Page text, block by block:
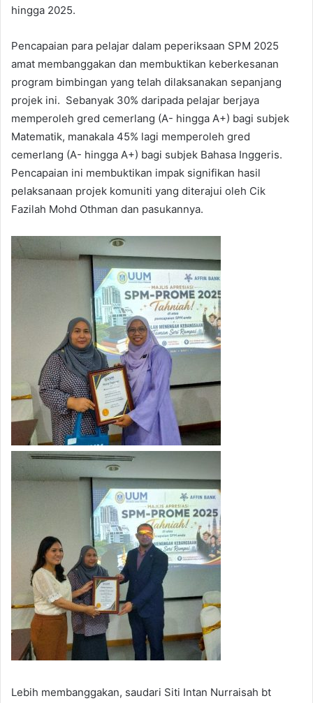
hingga 2025.
Pencapaian para pelajar dalam peperiksaan SPM 2025
amat membanggakan dan membuktikan keberkesanan
program bimbingan yang telah dilaksanakan sepanjang
projek ini. Sebanyak 30% daripada pelajar berjaya
memperoleh gred cemerlang (A- hingga A+) bagi subjek
Matematik, manakala 45% lagi memperoleh gred
cemerlang (A- hingga A+) bagi subjek Bahasa Inggeris.
Pencapaian ini membuktikan impak signifikan hasil
pelaksanaan projek komuniti yang diterajui oleh Cik
Fazilah Mohd Othman dan pasukannya.
Lebih membanggakan, saudari Siti Intan Nurraisah bt